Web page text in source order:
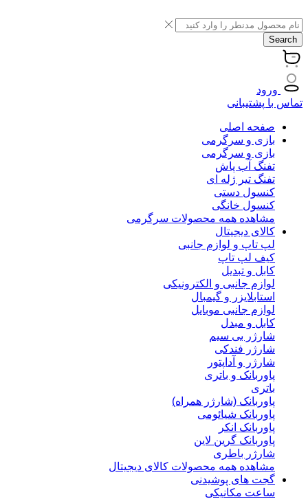
Search
ورود
تماس با پشتیبانی
صفحه اصلی
بازی و سرگرمی
بازی و سرگرمی
تفنگ آب پاش
تفنگ تیر ژله ای
کنسول دستی
کنسول خانگی
مشاهده همه محصولات سرگرمی
کالای دیجیتال
لپ تاپ و لوازم جانبی
کیف لپ تاپ
کابل و تبدیل
لوازم جانبی و الکترونیکی
استابلایزر و گیمبال
لوازم جانبی موبایل
کابل و مبدل
شارژر بی سیم
شارژر فندکی
شارژر و آداپتور
پاوربانک و باتری
باتری
پاوربانک (شارژر همراه)
پاوربانک شیائومی
پاوربانک انکر
پاوربانک گرین لاین
شارژر باطری
مشاهده همه محصولات کالای دیجیتال
گجت های پوشیدنی
ساعت مکانیکی